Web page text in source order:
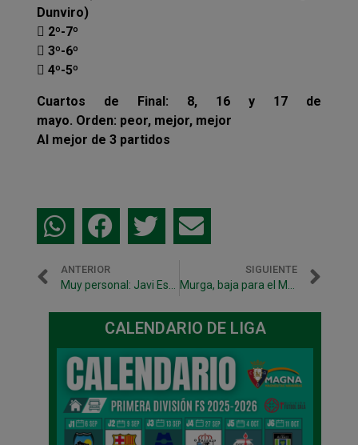
Dunviro)
 2º-7º
 3º-6º
 4º-5º
Cuartos de Final: 8, 16 y 17 de
mayo. Orden: peor, mejor, mejor
Al mejor de 3 partidos
ANTERIOR SIGUIENTE
CALENDARIO DE LIGA